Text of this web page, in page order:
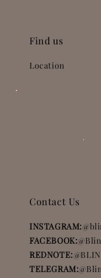
Find us
Location
Contact Us
INSTAGRAM:
FACEBOOK:
REDNOTE:
TELEGRAM: